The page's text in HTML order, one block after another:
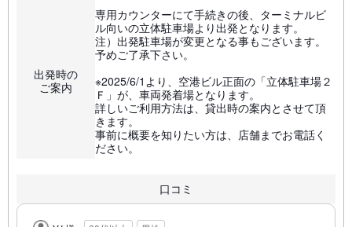
出発時の
ご案内
専用カウンターにて手続きの後、ターミナルビ
ル向いの立体駐車場より出発となります。
注）出発駐車場が変更となる事もございます。
予めご了承下さい。
※2025/6/1より、空港ビル正面の「立体駐車場２
Ｆ」が、車両発着場となります。
詳しいご利用方法は、貸出時の案内とさせて頂
きます。
事前に概要を知りたい方は、店舗までお電話く
ださい。
口コミ